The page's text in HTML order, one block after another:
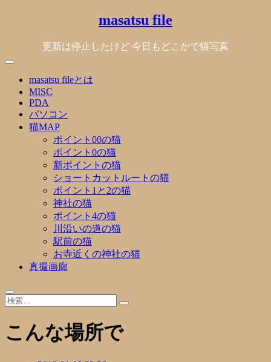
masatsu file
更新は停止したけど 今日もどこかで猫写真
masatsu fileとは
MISC
PDA
パソコン
猫MAP
ポイント00の猫
ポイント0の猫
新ポイントの猫
ショートカットルートの猫
ポイント1と2の猫
神社の猫
ポイント4の猫
川沿いの道の猫
駅前の猫
お寺近くの神社の猫
真撮画廊
こんな場所で